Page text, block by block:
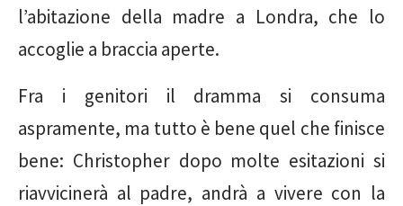
l’abitazione della madre a Londra, che lo
accoglie a braccia aperte.
Fra i genitori il dramma si consuma
aspramente, ma tutto è bene quel che finisce
bene: Christopher dopo molte esitazioni si
riavvicinerà al padre, andrà a vivere con la